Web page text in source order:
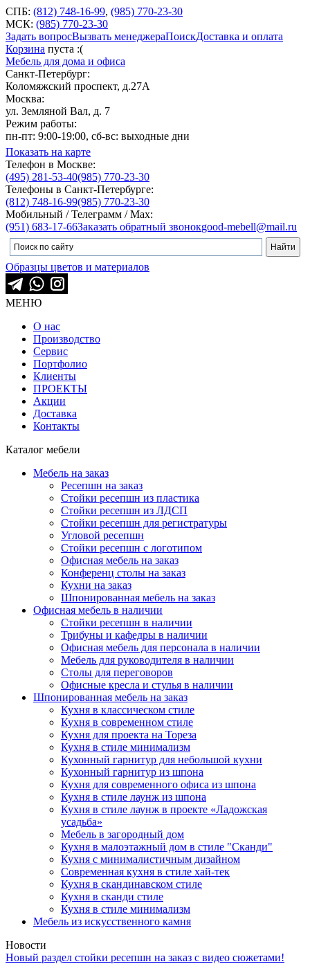
СПБ: (812) 748-16-99, (985) 770-23-30
МСК: (985) 770-23-30
Задать вопросВызвать менеджераПоискДоставка и оплата
Корзина пуста :(
Мебель для дома и офиса
Санкт-Петербург:
Коломяжский проспект, д.27А
Москва:
ул. Земляной Вал, д. 7
Режим работы:
пн-пт: 9:00-19:00, сб-вс: выходные дни
Показать на карте
Телефон в Москве:
(495) 281-53-40(985) 770-23-30
Телефоны в Санкт-Петербурге:
(812) 748-16-99(985) 770-23-30
Мобильный / Телеграмм / Max:
(951) 683-17-66Заказать обратный звонокgood-mebell@mail.ru
Образцы цветов и материалов
МЕНЮ
О нас
Производство
Сервис
Портфолио
Клиенты
ПРОЕКТЫ
Акции
Доставка
Контакты
Каталог мебели
Мебель на заказ
Ресепшн на заказ
Стойки ресепшн из пластика
Стойки ресепшн из ЛДСП
Стойки ресепшн для регистратуры
Угловой ресепшн
Стойки ресепшн с логотипом
Офисная мебель на заказ
Конференц столы на заказ
Кухни на заказ
Шпонированная мебель на заказ
Офисная мебель в наличии
Стойки ресепшн в наличии
Трибуны и кафедры в наличии
Офисная мебель для персонала в наличии
Мебель для руководителя в наличии
Столы для переговоров
Офисные кресла и стулья в наличии
Шпонированная мебель на заказ
Кухня в классическом стиле
Кухня в современном стиле
Кухня для проекта на Тореза
Кухня в стиле минимализм
Кухонный гарнитур для небольшой кухни
Кухонный гарнитур из шпона
Кухня для современного офиса из шпона
Кухня в стиле лаунж из шпона
Кухня в стиле лаунж в проекте «Ладожская
усадьба»
Мебель в загородный дом
Кухня в малоэтажный дом в стиле "Сканди"
Кухня с минималистичным дизайном
Современная кухня в стиле хай-тек
Кухня в скандинавском стиле
Кухня в сканди стиле
Кухня в стиле минимализм
Мебель из искусственного камня
Новости
Новый раздел стойки ресепшн на заказ с видео сюжетами!